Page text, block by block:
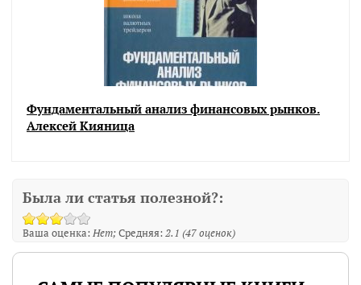
Фундаментальный анализ финансовых рынков.
Алексей Кияница
Была ли статья полезной?:
Ваша оценка:Нет Средняя:2.1 (47оценок)